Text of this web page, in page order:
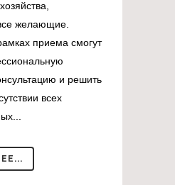
желающие.
приема смогут
и решить
всех